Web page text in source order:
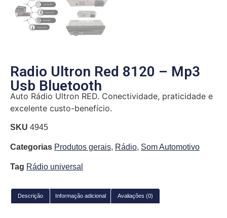
Radio Ultron Red 8120 – Mp3
Usb Bluetooth
Auto Rádio Ultron RED. Conectividade, praticidade e
excelente custo-benefício.
SKU 4945
Categorias Produtos gerais, Rádio, Som Automotivo
Tag Rádio universal
Descrição Informação adicional Avaliações (0)